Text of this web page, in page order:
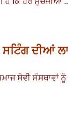
ਸਟਿੰਗ ਦੀਆਂ
ਸੇਵੀ ਸੰਸਥਾਵਾਂ ਨੂੰ